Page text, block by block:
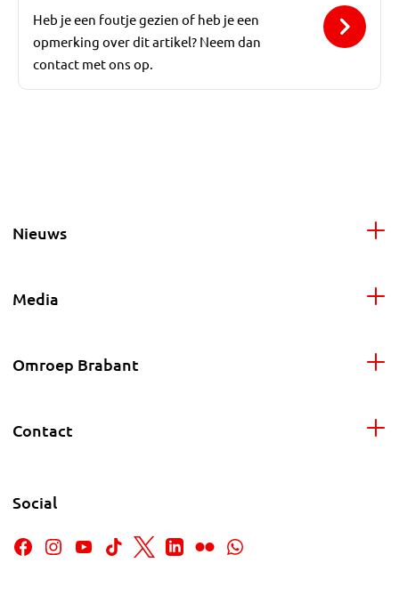
Heb je een foutje gezien of heb je een
opmerking over dit artikel? Neem dan
contact met ons op.
Nieuws
Media
Omroep Brabant
Contact
Social